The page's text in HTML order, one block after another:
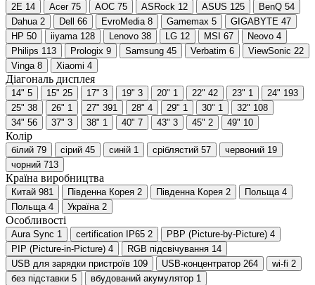
2E 14 Acer 75 AOC 75 ASRock 12 ASUS 125 BenQ 54
Dahua 2 Dell 66 EvroMedia 8 Gamemax 5 GIGABYTE 47
HP 50 iiyama 128 Lenovo 38 LG 12 MSI 67 Neovo 4
Philips 113 Prologix 9 Samsung 45 Verbatim 6 ViewSonic 22
Vinga 8 Xiaomi 4
Діагональ дисплея
14" 5 15" 25 17" 3 19" 3 20" 1 22" 42 23" 1 24" 193
25" 38 26" 1 27" 391 28" 4 29" 1 30" 1 32" 108
34" 56 37" 3 38" 1 40" 7 43" 3 45" 2 49" 10
Колір
білий 79 сірий 45 синій 1 сріблястий 57 червоний 19
чорний 713
Країна виробництва
Китай 981 Південна Корея 2 Південна Корея 2 Польща 4
Польща 4 Україна 2
Особливості
Aura Sync 1 certification IP65 2 PBP (Picture-by-Picture) 4
PIP (Picture-in-Picture) 4 RGB підсвічування 14
USB для зарядки пристроїв 109 USB-концентратор 264 wi-fi 2
без підставки 5 вбудований акумулятор 1